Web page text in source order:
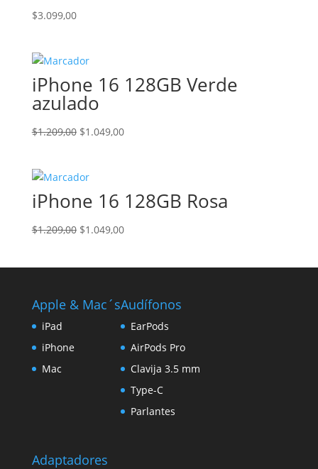
$3.099,00
iPhone 16 128GB Verde
azulado
$1.209,00 El
era:
$1.209,00.
$1.049,00El
$1.049,00.
iPhone 16 128GB Rosa
$1.209,00 El
$1.049,00El
Apple & Mac´s
iPad
iPhone
Mac
Audífonos
EarPods
AirPods Pro
Clavija 3.5 mm
Type-C
Parlantes
Adaptadores